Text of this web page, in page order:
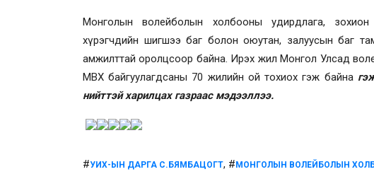
Монголын волейболын холбооны удирдлага,
хүрэгчдийн шигшээ баг болон оюутан, залуусын баг
амжилттай оролцсоор байна. Ирэх жилМонгол Улсад
МВХ байгуулагдсаны 70 жилийн ой тохиох гэж байна
нийттэй харилцах газраас мэдээллээ.
#УИХ-ЫН ДАРГА С.БЯМБАЦОГТ, # МОНГОЛЫН ВОЛЕЙБОЛЫН